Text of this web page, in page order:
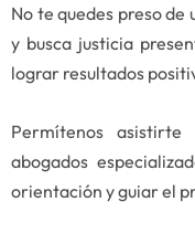
No te quedes preso
y busca justicia
lograr resultados
Permítenos
abogados
orientación y guiar el